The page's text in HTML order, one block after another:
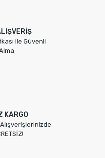
ile Güvenli
KARGO